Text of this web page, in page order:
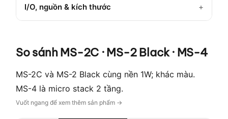
I/O, nguồn & kích thước
So sánh MS-2C · MS-2 Black · MS-4
MS-2C và MS-2 Black cùng nền 1W; khác màu.
MS-4 là micro stack 2 tầng.